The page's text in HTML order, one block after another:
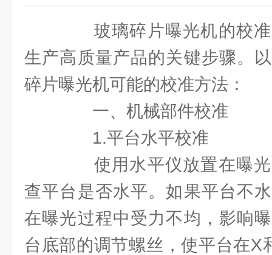
玻璃碎片曝光机的校准
生产高质量产品的关键步骤。
碎片曝光机可能的校准方法：
一、机械部件校准
1.平台水平校准
使用水平仪放置在曝光
查平台是否水平。如果平台不
在曝光过程中受力不均，影响
台底部的调节螺丝，使平台在X